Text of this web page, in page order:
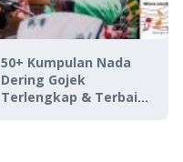
50+ Kumpulan Nada
Dering Gojek
Terlengkap & Terbaik,